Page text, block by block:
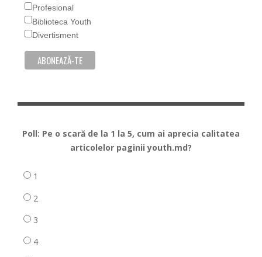
Profesional
Biblioteca Youth
Divertisment
Poll: Pe o scară de la 1 la 5, cum ai aprecia calitatea
articolelor paginii youth.md?
1
2
3
4